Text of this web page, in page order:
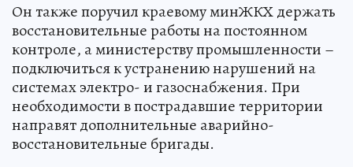
Он также поручил краевому минЖКХ держать
восстановительные работы на постоянном
контроле, а министерству промышленности –
подключиться к устранению нарушений на
системах электро- и газоснабжения. При
необходимости в пострадавшие территории
направят дополнительные аварийно-
восстановительные бригады.